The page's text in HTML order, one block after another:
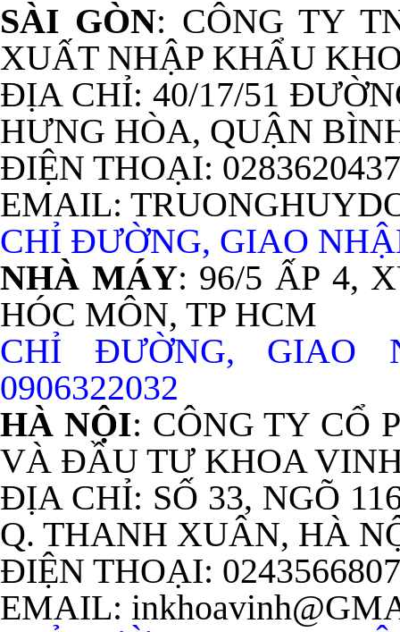
SÀI GÒN: CÔNG TY
XUẤT NHẬP KHẨU
ĐỊA CHỈ: 40/17/51
HƯNG HÒA, QUẬN
ĐIỆN THOẠI:
EMAIL:
CHỈ ĐƯỜNG, GIAO
NHÀ MÁY: 96/5 ẤP 4,
HÓC MÔN, TP HCM
CHỈ ĐƯỜNG, GIAO
0906322032
HÀ NỘI: CÔNG TY CỔ
VÀ ĐẦU TƯ KHOA
ĐỊA CHỈ: SỐ 33, NGÕ
Q. THANH XUÂN, HÀ
ĐIỆN THOẠI:
EMAIL: